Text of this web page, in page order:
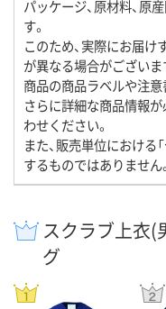
パッケージ、原材料、原
す。
このため、実際にお届
が異なる場合がござい
商品の商品ラベルや注意
さらに詳細な商品情報
わせください。
また、販売単位における
するものではありません
スクラブ上衣(
グ